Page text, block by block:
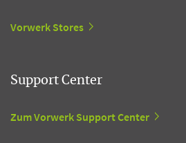
Vorwerk Stores
Support Center
Zum Vorwerk Support Center